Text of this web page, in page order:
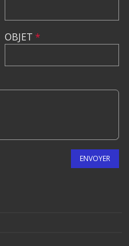
OBJET *
ENVOYER